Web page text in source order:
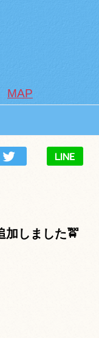
MAP
加しました🚖